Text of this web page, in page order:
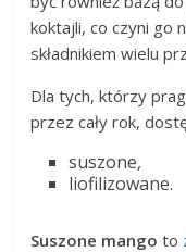
koktajli, co czyni go
składnikiem wielu
Dla tych, którzy
przez cały rok,
suszone,
liofilizowane.
Suszone mango to